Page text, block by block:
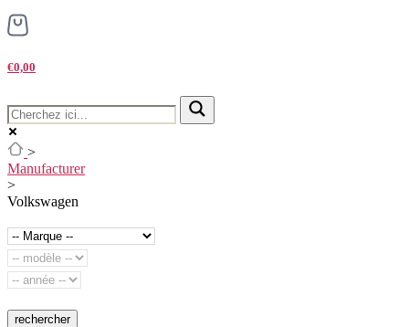
€0,00
>
Manufacturer
>
Volkswagen
rechercher